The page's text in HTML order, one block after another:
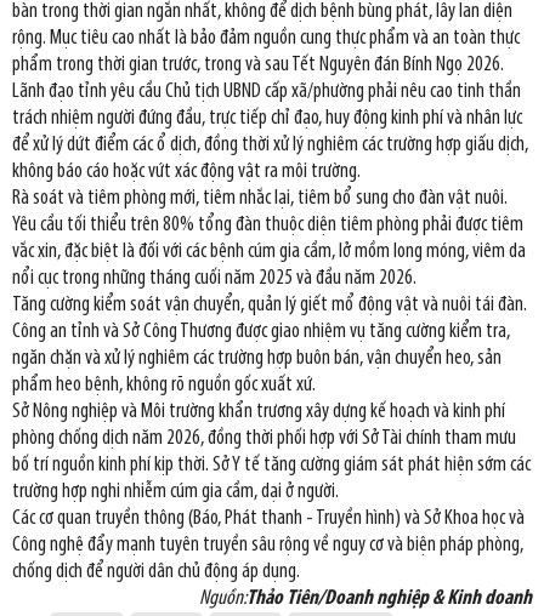
bàn trong thời gian ngắn nhất, không để dịch bệnh bùng phát, lây lan diện
rộng. Mục tiêu cao nhất là bảo đảm nguồn cung thực phẩm và an toàn thực
phẩm trong thời gian trước, trong và sau Tết Nguyên đán Bính Ngọ 2026.
Lãnh đạo tỉnh yêu cầu Chủ tịch UBND cấp xã/phường phải nêu cao tinh thần
trách nhiệm người đứng đầu, trực tiếp chỉ đạo, huy động kinh phí và nhân lực
để xử lý dứt điểm các ổ dịch, đồng thời xử lý nghiêm các trường hợp giấu dịch,
không báo cáo hoặc vứt xác động vật ra môi trường.
Rà soát và tiêm phòng mới, tiêm nhắc lại, tiêm bổ sung cho đàn vật nuôi.
Yêu cầu tối thiểu trên 80% tổng đàn thuộc diện tiêm phòng phải được tiêm
vắc xin, đặc biệt là đối với các bệnh cúm gia cầm, lở mồm long móng, viêm da
nổi cục trong những tháng cuối năm 2025 và đầu năm 2026.
Tăng cường kiểm soát vận chuyển, quản lý giết mổ động vật và nuôi tái đàn.
Công an tỉnh và Sở Công Thương được giao nhiệm vụ tăng cường kiểm tra,
ngăn chặn và xử lý nghiêm các trường hợp buôn bán, vận chuyển heo, sản
phẩm heo bệnh, không rõ nguồn gốc xuất xứ.
Sở Nông nghiệp và Môi trường khẩn trương xây dựng kế hoạch và kinh phí
phòng chống dịch năm 2026, đồng thời phối hợp với Sở Tài chính tham mưu
bố trí nguồn kinh phí kịp thời. Sở Y tế tăng cường giám sát phát hiện sớm các
trường hợp nghi nhiễm cúm gia cầm, dại ở người.
Các cơ quan truyền thông (Báo, Phát thanh - Truyền hình) và Sở Khoa học và
Công nghệ đẩy mạnh tuyên truyền sâu rộng về nguy cơ và biện pháp phòng,
chống dịch để người dân chủ động áp dụng.
Nguồn:Thảo Tiên/Doanh nghiệp & Kinh doanh